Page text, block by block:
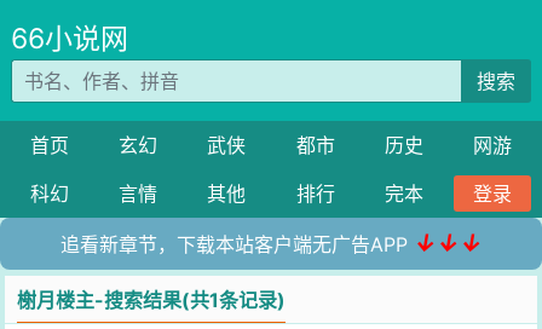
66小说网
搜索
首页 玄幻 武侠 都市 历史
网游
科幻
言情 其他 排行 完本 登录
追看新章节，下载本站客户端无广告APP ↓↓↓
榭月楼主-搜索结果(共1条记录)